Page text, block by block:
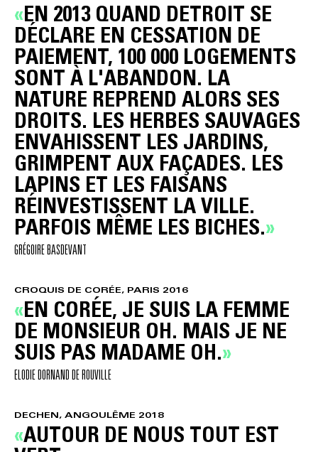
EN 2013 QUAND DETROIT SE
DÉCLARE EN CESSATION DE
PAIEMENT, 100 000 LOGEMENTS
SONT À L'ABANDON. LA
NATURE REPREND ALORS SES
DROITS. LES HERBES SAUVAGES
ENVAHISSENT LES JARDINS,
GRIMPENT AUX FAÇADES. LES
LAPINS ET LES FAISANS
RÉINVESTISSENT LA VILLE.
PARFOIS MÊME LES BICHES.
GRÉGOIRE BASDEVANT
CROQUIS DE CORÉE, PARIS 2016
EN CORÉE, JE SUIS LA FEMME
DE MONSIEUR OH. MAIS JE NE
SUIS PAS MADAME OH.
ELODIE DORNAND DE ROUVILLE
DECHEN, ANGOULÊME 2018
AUTOUR DE NOUS TOUT EST